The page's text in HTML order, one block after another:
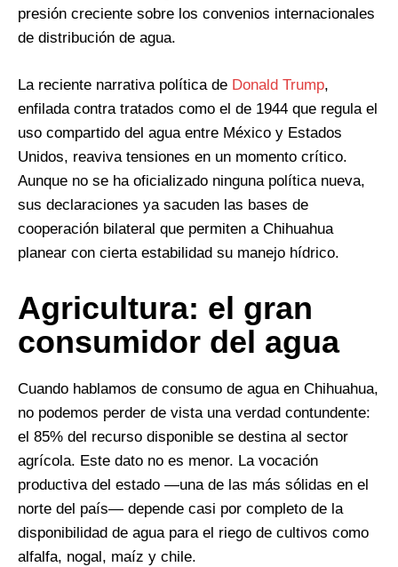
presión creciente sobre los convenios internacionales
de distribución de agua.
La reciente narrativa política de Donald Trump,
enfilada contra tratados como el de 1944 que regula el
uso compartido del agua entre México y Estados
Unidos, reaviva tensiones en un momento crítico.
Aunque no se ha oficializado ninguna política nueva,
sus declaraciones ya sacuden las bases de
cooperación bilateral que permiten a Chihuahua
planear con cierta estabilidad su manejo hídrico.
Agricultura: el gran
consumidor del agua
Cuando hablamos de consumo de agua en Chihuahua,
no podemos perder de vista una verdad contundente:
el 85% del recurso disponible se destina al sector
agrícola. Este dato no es menor. La vocación
productiva del estado —una de las más sólidas en el
norte del país— depende casi por completo de la
disponibilidad de agua para el riego de cultivos como
alfalfa, nogal, maíz y chile.